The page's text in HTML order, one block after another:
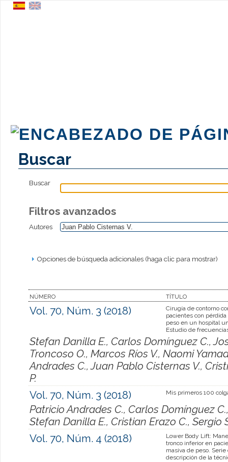
Buscar
Buscar
Filtros avanzados
Autores
Opciones de búsqueda adicionales (haga clic para mostrar)
NÚMERO TÍTULO
Vol. 70, Núm. 3 (2018)
Cirugía de contorno
pacientes con
peso en un hospital
Estudio de
Stefan Danilla E., Carlos Domínguez C.,
Troncoso O., Marcos Ríos V., Naomi
Andrades C., Juan Pablo Cisternas V.,
P.
Vol. 70, Núm. 3 (2018)
Mis primeros 100
Patricio Andrades C., Carlos Domínguez
Stefan Danilla E., Cristian Erazo C., Sergio
Vol. 70, Núm. 4 (2018)
Lower Body Lift:
tronco inferior en
masiva de peso. Serie
descripción de la